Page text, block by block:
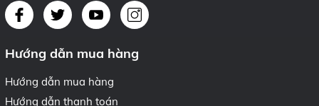
Hướng dẫn mua hàng
Hướng dẫn mua hàng
Hướng dẫn thanh toán